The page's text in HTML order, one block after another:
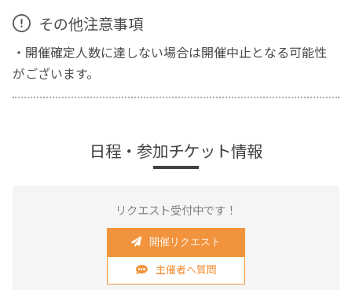
その他注意事項
・開催確定人数に達しない場合は開催中止となる可能性
がございます。
日程・参加チケット情報
リクエスト受付中です！
開催リクエスト
主催者へ質問